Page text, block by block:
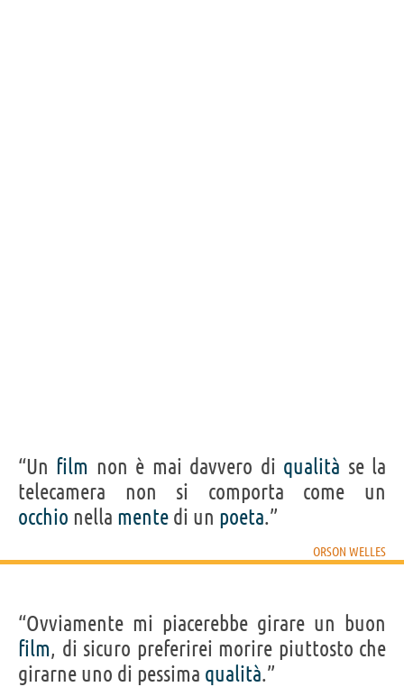
“Un film non è mai davvero di qualità se la
telecamera non si comporta come un
occhio nella mente di un poeta.”
ORSON WELLES
“Ovviamente mi piacerebbe girare un buon
film, di sicuro preferirei morire piuttosto che
girarne uno di pessima qualità.”